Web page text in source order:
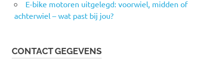
E-bike motoren uitgelegd: voorwiel, midden of
achterwiel – wat past bij jou?
CONTACT GEGEVENS